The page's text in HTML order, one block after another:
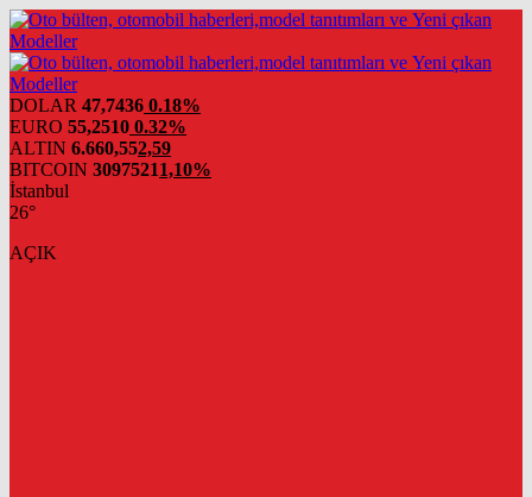
DOLAR 47,7436 0.18%
EURO 55,2510 0.32%
ALTIN 6.660,552,59
BITCOIN 30975211,10%
İstanbul
26°
AÇIK